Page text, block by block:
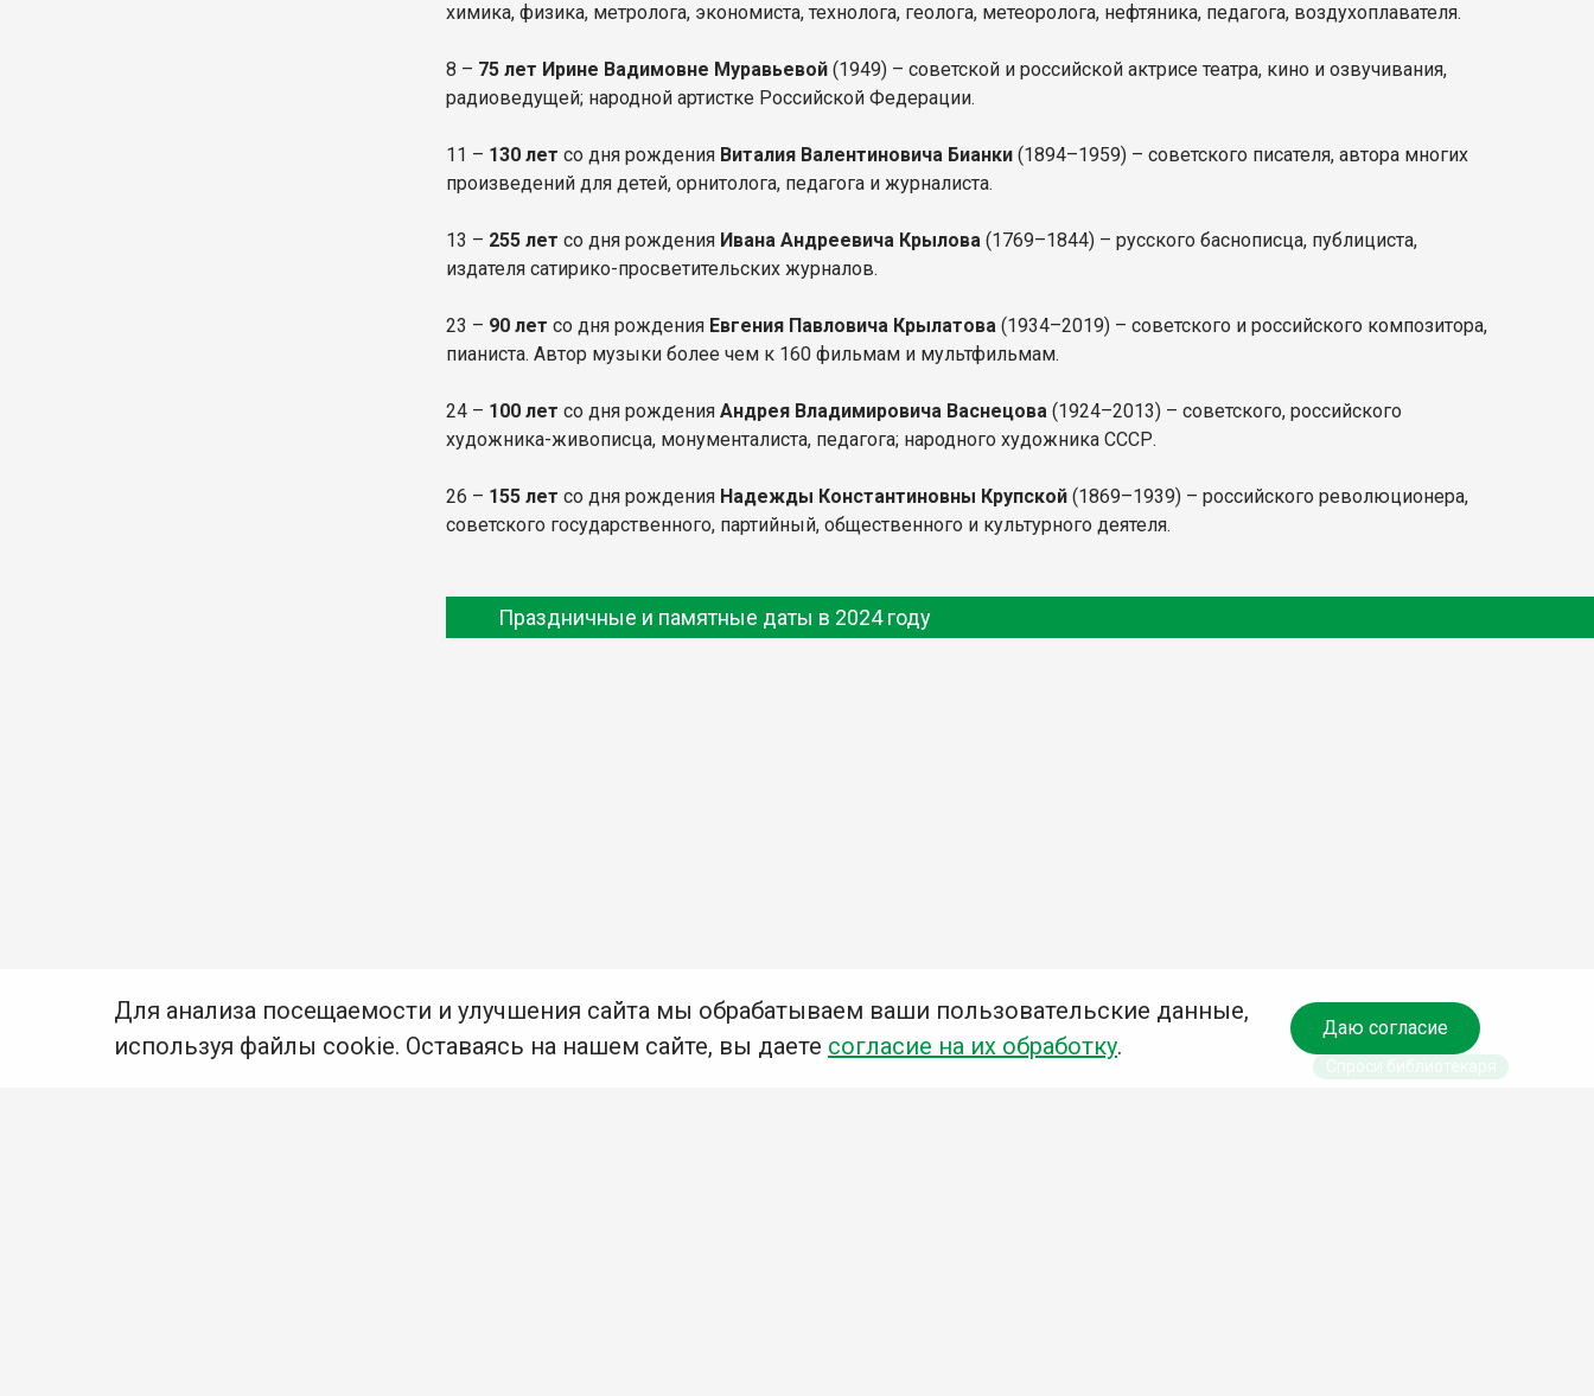
химика, физика, метролога, экономиста, технолога, геолога, метеоролога, нефтяника, педагога, воздухоплавателя.
8 – 75 лет Ирине Вадимовне Муравьевой (1949) – советской и российской актрисе театра, кино и озвучивания,
радиоведущей; народной артистке Российской Федерации.
11 – 130 лет со дня рождения Виталия Валентиновича Бианки (1894–1959) – советского писателя, автора многих
произведений для детей, орнитолога, педагога и журналиста.
13 – 255 лет со дня рождения Ивана Андреевича Крылова (1769–1844) – русского баснописца, публициста,
издателя сатирико-просветительских журналов.
23 – 90 лет со дня рождения Евгения Павловича Крылатова(1934–2019) – советского и российского композитора,
пианиста. Автор музыки более чем к 160 фильмам и мультфильмам.
24 – 100 лет со дня рожденияАндрея Владимировича Васнецова (1924–2013) – советского, российского
художника-живописца, монументалиста, педагога; народного художника СССР.
26 – 155 летсо дня рождения Надежды Константиновны Крупской (1869–1939) – российского революционера,
советского государственного, партийный, общественного и культурного деятеля.
Праздничные и памятные даты в 2024 году
Для анализа посещаемости и улучшения сайта мы обрабатываем ваши пользовательские данные,
используя файлы cookie. Оставаясь на нашем сайте, вы даете согласие на их обработку.
Даю согласие
Спроси библиотекаря